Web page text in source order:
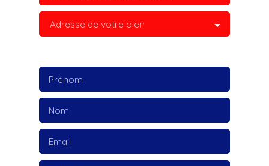
Adresse de votre bien
Prénom
Nom
Email